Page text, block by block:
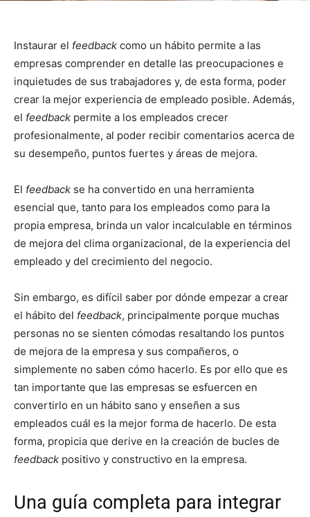
Instaurar el feedback como un hábito permite a las
empresas comprender en detalle las preocupaciones e
inquietudes de sus trabajadores y, de esta forma, poder
crear la mejor experiencia de empleado posible. Además,
el feedback permite a los empleados crecer
profesionalmente, al poder recibir comentarios acerca de
su desempeño, puntos fuertes y áreas de mejora.
El feedback se ha convertido en una herramienta
esencial que, tanto para los empleados como para la
propia empresa, brinda un valor incalculable en términos
de mejora del clima organizacional, de la experiencia del
empleado y del crecimiento del negocio.
Sin embargo, es difícil saber por dónde empezar a crear
el hábito del feedback, principalmente porque muchas
personas no se sienten cómodas resaltando los puntos
de mejora de la empresa y sus compañeros, o
simplemente no saben cómo hacerlo. Es por ello que es
tan importante que las empresas se esfuercen en
convertirlo en un hábito sano y enseñen a sus
empleados cuál es la mejor forma de hacerlo. De esta
forma, propicia que derive en la creación de bucles de
feedback positivo y constructivo en la empresa.
Una guía completa para integrar